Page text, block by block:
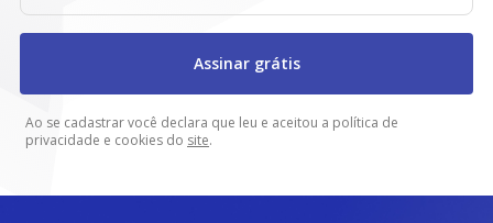
Assinar grátis
Ao se cadastrar você declara que leu e aceitou a política de
privacidade e cookies do site.